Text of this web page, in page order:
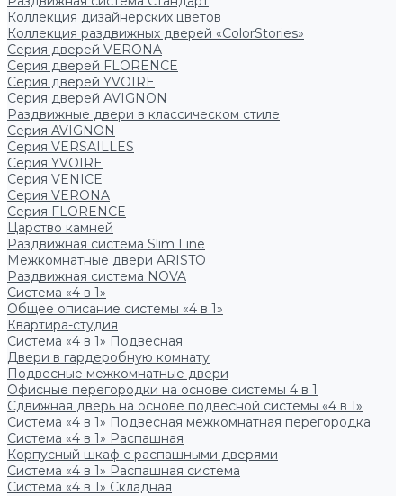
Коллекция дизайнерских цветов
Коллекция раздвижных дверей «ColorStories»
Серия дверей VERONA
Серия дверей FLORENCE
Серия дверей YVOIRE
Серия дверей AVIGNON
Раздвижные двери в классическом стиле
Серия AVIGNON
Серия VERSAILLES
Серия YVOIRE
Серия VENICE
Серия VERONA
Серия FLORENCE
Царство камней
Раздвижная система Slim Line
Межкомнатные двери ARISTO
Раздвижная система NOVA
Система «4 в 1»
Общее описание системы «4 в 1»
Квартира-студия
Система «4 в 1» Подвесная
Двери в гардеробную комнату
Подвесные межкомнатные двери
Офисные перегородки на основе системы 4 в 1
Сдвижная дверь на основе подвесной системы «4 в 1»
Система «4 в 1» Подвесная межкомнатная перегородка
Система «4 в 1» Распашная
Корпусный шкаф с распашными дверями
Система «4 в 1» Распашная система
Система «4 в 1» Складная